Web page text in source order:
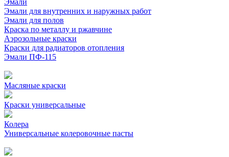
Эмали
Эмали для внутренних и наружных работ
Эмали для полов
Краска по металлу и ржавчине
Аэрозольные краски
Краски для радиаторов отопления
Эмали ПФ-115
Масляные краски
Краски универсальные
Колера
Универсальные колеровочные пасты